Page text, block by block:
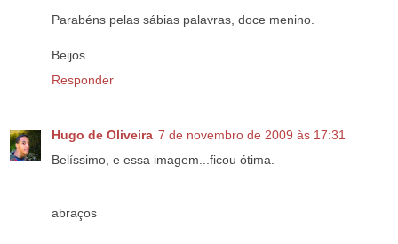
Parabéns pelas sábias palavras, doce menino.
Beijos.
Responder
Hugo de Oliveira 7 de novembro de 2009 às 17:31
Belíssimo, e essa imagem...ficou ótima.
abraços